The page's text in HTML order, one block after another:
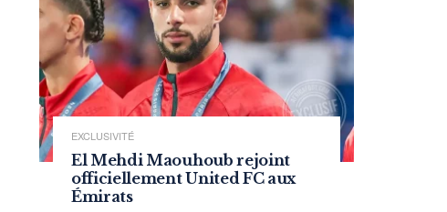
EXCLUSIVITÉ
El Mehdi Maouhoub rejoint
officiellement United FC aux
Émirats